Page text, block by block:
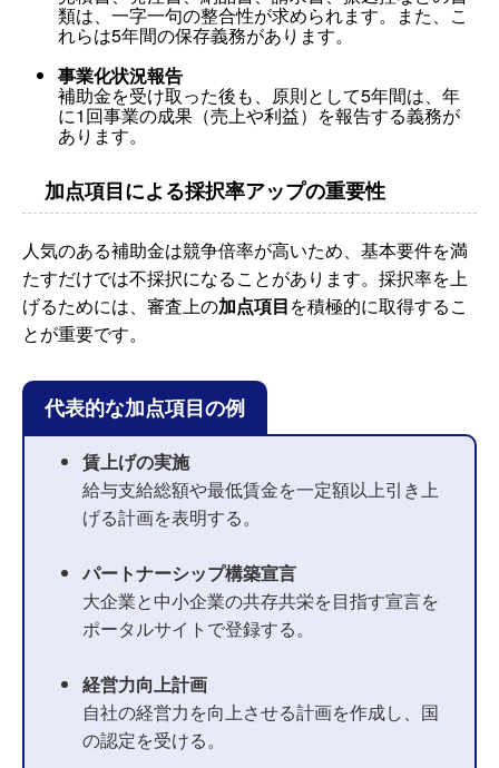
類は、一字一句の整合性が求められます。また、こ
れらは5年間の保存義務があります。
事業化状況報告
補助金を受け取った後も、原則として5年間は、年
に1回事業の成果（売上や利益）を報告する義務が
あります。
加点項目による採択率アップの重要性
人気のある補助金は競争倍率が高いため、基本要件を満
たすだけでは不採択になることがあります。採択率を上
げるためには、審査上の加点項目を積極的に取得するこ
とが重要です。
代表的な加点項目の例
賃上げの実施
給与支給総額や最低賃金を一定額以上引き上
げる計画を表明する。
パートナーシップ構築宣言
大企業と中小企業の共存共栄を目指す宣言を
ポータルサイトで登録する。
経営力向上計画
自社の経営力を向上させる計画を作成し、国
の認定を受ける。